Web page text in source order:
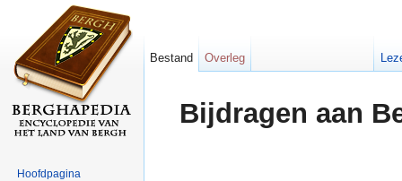
Bijdragen aan
Bestand Overleg
Hoofdpagina